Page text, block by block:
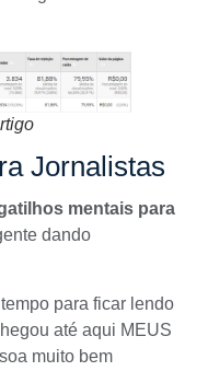
Jornalistas
mentais para
dando
para ficar lendo
até aqui MEUS
muito bem